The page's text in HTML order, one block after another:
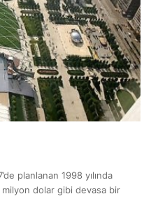
planlanan 1998 yılında
milyon dolar gibi devasa bir